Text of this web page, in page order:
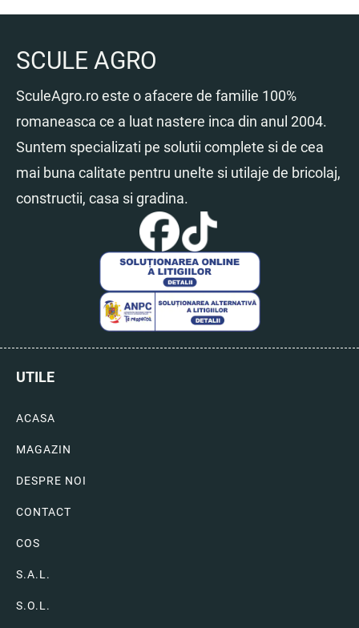
SCULE AGRO
SculeAgro.ro este o afacere de familie 100%
romaneasca ce a luat nastere inca din anul 2004.
Suntem specializati pe solutii complete si de cea
mai buna calitate pentru unelte si utilaje de bricolaj,
constructii, casa si gradina.
UTILE
ACASA
MAGAZIN
DESPRE NOI
CONTACT
COS
S.A.L.
S.O.L.